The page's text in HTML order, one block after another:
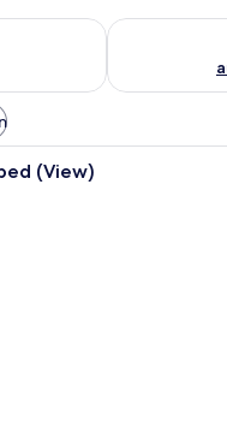
voor vanavond aug
De
Een hotelkamer met een
(View)